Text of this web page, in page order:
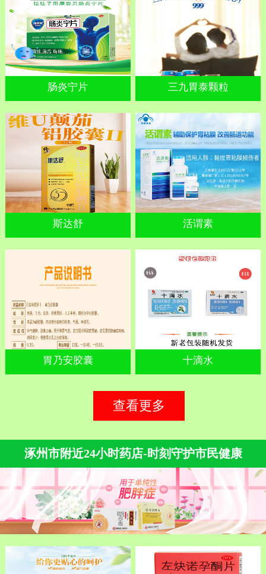
肠炎宁片 三九胃泰颗粒
斯达舒 活谓素
胃乃安胶囊 十滴水
查看更多
涿州市附近24小时药店-时刻守护市民健康